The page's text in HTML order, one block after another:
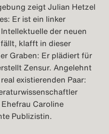
zeigt Julian Hetzel
Er ist ein linker
der neuen
klafft in dieser
Graben: Er plädiert für
Zensur. Angelehnt
existierenden Paar:
Caroline
Publizistin.